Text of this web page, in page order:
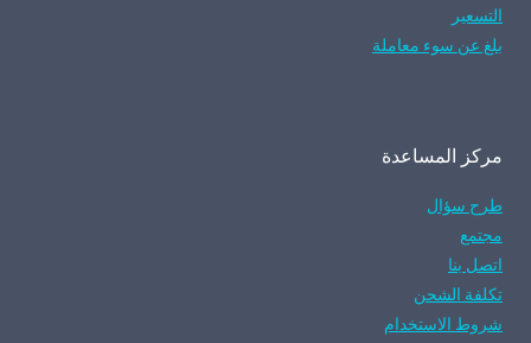
التسعير
بلغ عن سوء معاملة
مركز المساعدة
طرح سؤال
مجتمع
اتصل بنا
تكلفة الشحن
شروط الاستخدام